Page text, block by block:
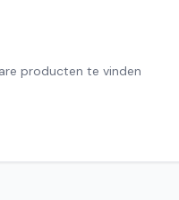
producten te vinden